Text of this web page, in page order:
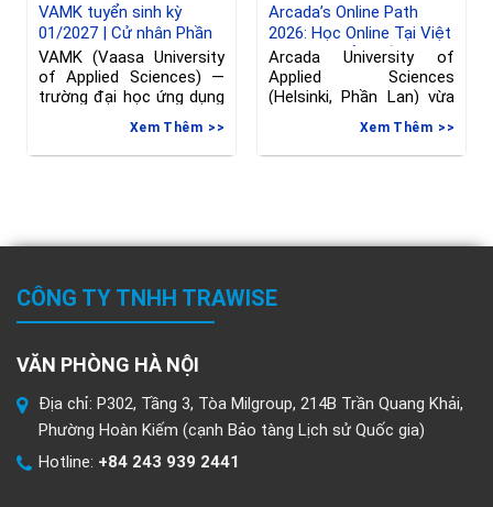
VAMK tuyển sinh kỳ
01/2027 | Cử nhân Phần
Lan ngành Kỹ thuật
VAMK (Vaasa University
of Applied Sciences) —
trường đại học ứng dụng
Xem Thêm
Arcada’s Online Path
2026: Học Online Tại Việt
Nam, Chuyển Tiếp Sang
Phần Lan, hạn đăng ký
đến 08/06/2026
Arcada University of
Applied Sciences
(Helsinki, Phần Lan) vừa
gia hạn deadline nộp đơn
Xem Thêm
CÔNG TY TNHH TRAWISE
VĂN PHÒNG HÀ NỘI
Địa chỉ: P302, Tầng 3, Tòa Milgroup, 214B Trần Quang Khải,
Phường Hoàn Kiếm (cạnh Bảo tàng Lịch sử Quốc gia)
Hotline: +84 243 939 2441